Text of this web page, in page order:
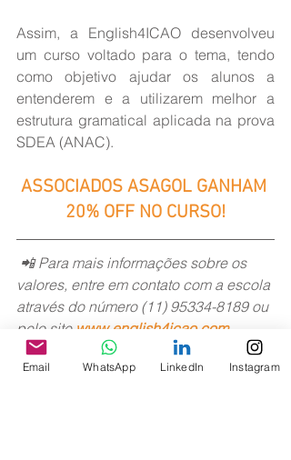
Assim, a English4ICAO desenvolveu
um curso voltado para o tema, tendo
como objetivo ajudar os alunos a
entenderem e a utilizarem melhor a
estrutura gramatical aplicada na prova
SDEA (ANAC).
ASSOCIADOS ASAGOL GANHAM
20% OFF NO CURSO!
valores, entre em contato com a escola
através do número (11) 95334-8189 ou
pelo site www.english4icao.com.
>> Benefícios
Email WhatsApp LinkedIn Instagram